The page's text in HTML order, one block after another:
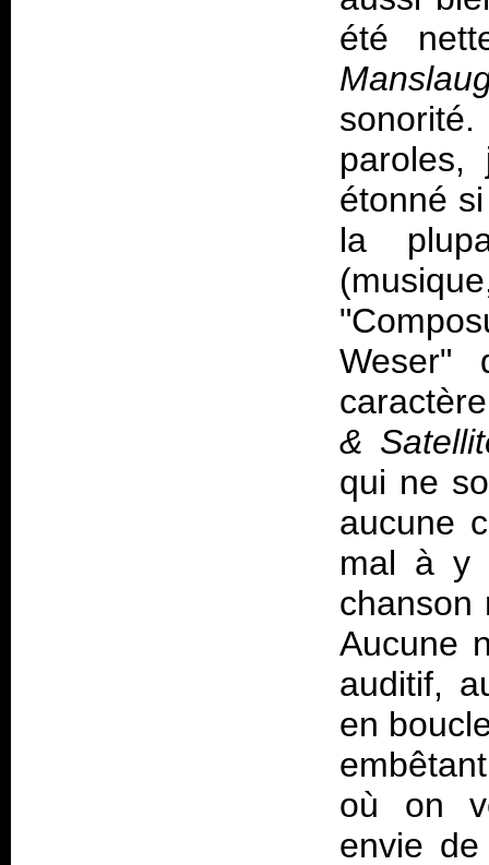
été
étonné
la
Weser"
&
qui ne
aucune
mal à y
chanson
Aucune
auditif,
en
où on
envie de